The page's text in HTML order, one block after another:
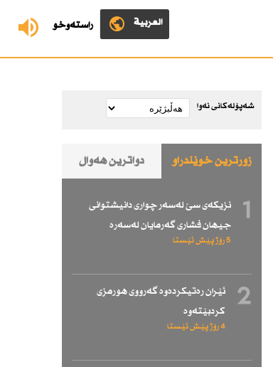
ڕاستەوخۆ العربية
شەپۆلەکانی نەوا
زۆرترین خوێندراو دواترین هەواڵ
1
نزیكەی سێ لەسەر چواری دانیشتوانی
جیهان فشاری گەرمایان لەسەرە
5 رۆژ پێش ئێستا
2
ئێران رەتیكردەوە گەرووی هورمزی
كردبێتەوە
4 رۆژ پێش ئێستا